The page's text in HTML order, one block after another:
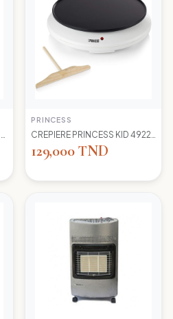
PRINCESS
129,000 TND